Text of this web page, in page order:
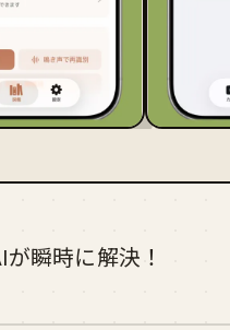
瞬時に解決！